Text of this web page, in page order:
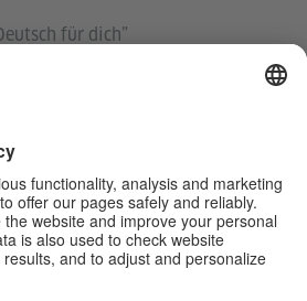
für dich”
የጀርመን ቋንቋ ክፍሎች
የለሽ መዳረሻ